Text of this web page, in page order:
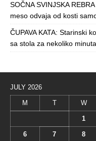
SOČNA SVINJSKA
meso odvaja od kosti
ČUPAVA KATA: Starinski
sa stola za nekoliko
JULY 2026
M T W
1
6 7 8